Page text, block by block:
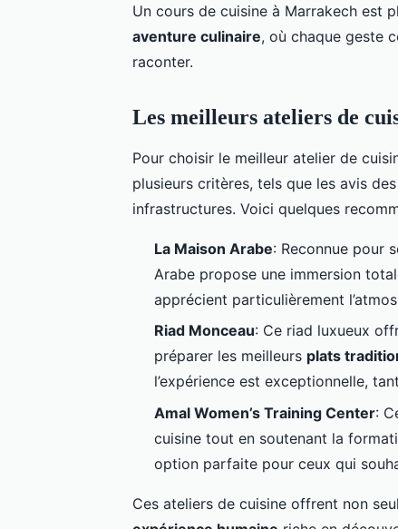
Un cours de cuisine à Marrakech est
aventure culinaire, où chaque geste
raconter.
Les meilleurs ateliers de
Pour choisir le meilleur atelier de
plusieurs critères, tels que les avis
infrastructures. Voici quelques
La Maison Arabe: Reconnue pour
Arabe propose une immersion
apprécient particulièrement
Riad Monceau: Ce riad luxueux
préparer les meilleurs plats
l’expérience est exceptionnelle,
Amal Women’s Training Center:
cuisine tout en soutenant la
option parfaite pour ceux qui
Ces ateliers de cuisine offrent non